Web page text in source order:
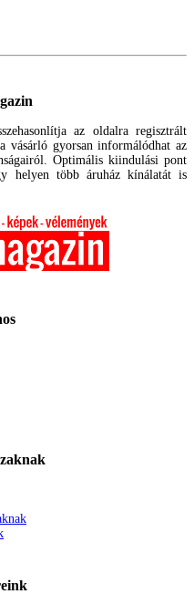
az oldalra regisztrált
vásárló gyorsan informálódhat az
Optimális kiindulási pont
helyen több áruház kínálatát is